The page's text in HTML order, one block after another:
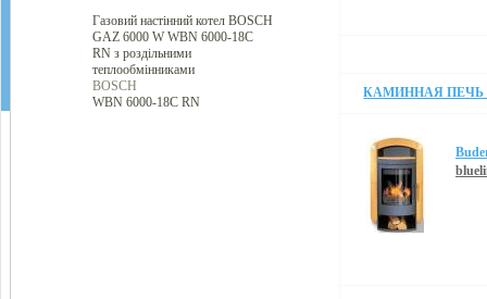
Газовий настінний котел BOSCH
GAZ 6000 W WBN 6000-18C
RN з роздільними
теплообмінниками
BOSCH
WBN 6000-18C RN
КАМИННАЯ ПЕЧЬ